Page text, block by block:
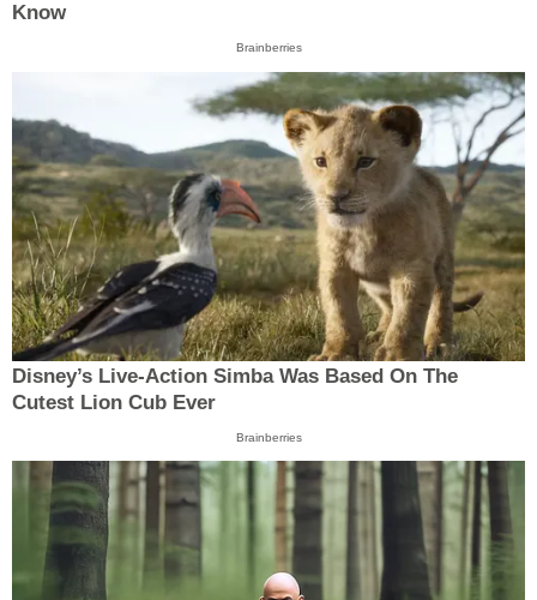
Know
Brainberries
Disney’s Live-Action Simba Was Based On The
Cutest Lion Cub Ever
Brainberries